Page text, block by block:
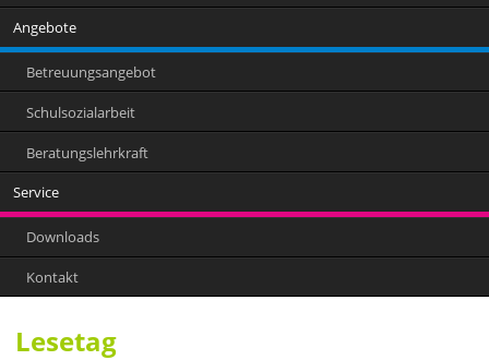
Angebote
Betreuungsangebot
Schulsozialarbeit
Beratungslehrkraft
Service
Downloads
Kontakt
Lesetag